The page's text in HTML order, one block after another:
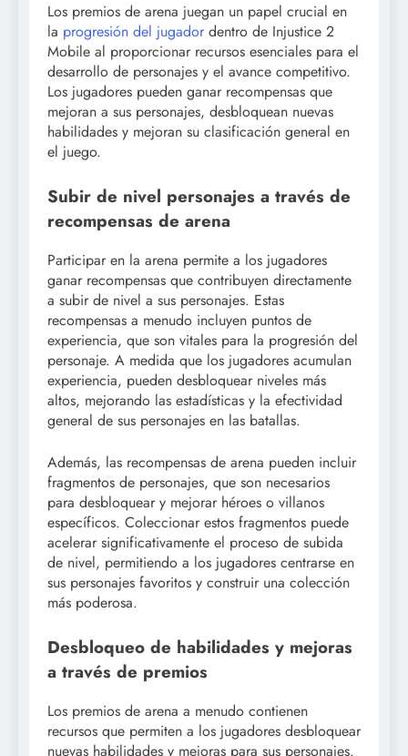
Los premios de arena juegan un papel crucial en
la progresión del jugador dentro de Injustice 2
Mobile al proporcionar recursos esenciales para el
desarrollo de personajes y el avance competitivo.
Los jugadores pueden ganar recompensas que
mejoran a sus personajes, desbloquean nuevas
habilidades y mejoran su clasificación general en
el juego.
Subir de nivel personajes a través de
recompensas de arena
Participar en la arena permite a los jugadores
ganar recompensas que contribuyen directamente
a subir de nivel a sus personajes. Estas
recompensas a menudo incluyen puntos de
experiencia, que son vitales para la progresión del
personaje. A medida que los jugadores acumulan
experiencia, pueden desbloquear niveles más
altos, mejorando las estadísticas y la efectividad
general de sus personajes en las batallas.
Además, las recompensas de arena pueden incluir
fragmentos de personajes, que son necesarios
para desbloquear y mejorar héroes o villanos
específicos. Coleccionar estos fragmentos puede
acelerar significativamente el proceso de subida
de nivel, permitiendo a los jugadores centrarse en
sus personajes favoritos y construir una colección
más poderosa.
Desbloqueo de habilidades y mejoras
a través de premios
Los premios de arena a menudo contienen
recursos que permiten a los jugadores desbloquear
nuevas habilidades y mejoras para sus personajes.